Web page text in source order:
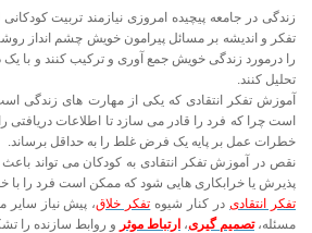
زندگی در جامعه پیچیده امروزی نیازمند تربیت
تفکر و اندیشه بر مسائل پیرامون خویش چشم انداز
را درمورد زندگی خویش جمع آوری و ترکیب کنند و با یک
تحلیل کنند.
آموزش تفکر انتقادی که یکی از مهارت های زندگی
است چرا که فرد را قادر می سازد تا اطلاعات دریافتی
خطرات عمل بر پایه یک فرض غلط را به حداقل برساند.
نقص در آموزش تفکر انتقادی به کودکان می تواند
پذیرش یا خرابکاری هایی شود که ممکن است فرد را با
تفکر انتقادیدر کنار شیوه تفکر خلاق، پیش نیاز سایر
مسئله،تصمیم گیری، ارتباط موثر و روابط سازنده را